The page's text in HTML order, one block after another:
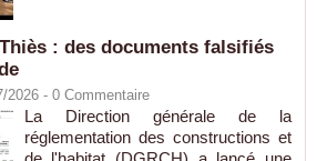
: des documents falsifiés
2026 - 0 Commentaire
La Direction générale de la
réglementation des constructions et